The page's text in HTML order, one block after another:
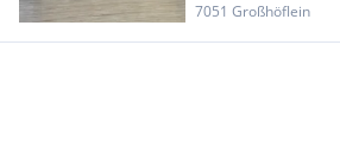
7051 Großhöflein